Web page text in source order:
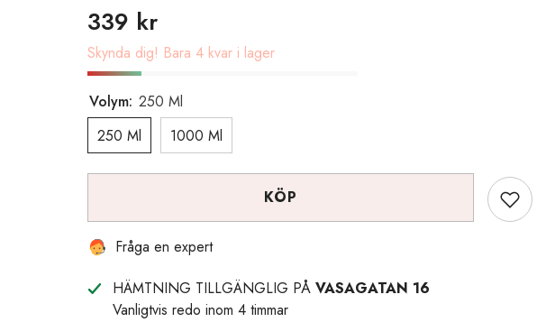
339 kr
Skynda dig! Bara 4 kvar i lager
Volym: 250 Ml
250 Ml
1000 Ml
KÖP
Fråga en expert
HÄMTNING TILLGÄNGLIG PÅ VASAGATAN 16
Vanligtvis redo inom 4 timmar